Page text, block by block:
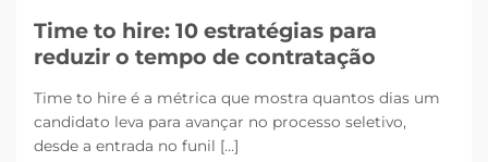
Time to hire: 10 estratégias para
reduzir o tempo de contratação
Time to hire é a métrica que mostra quantos dias um
candidato leva para avançar no processo seletivo,
desde a entrada no funil [...]